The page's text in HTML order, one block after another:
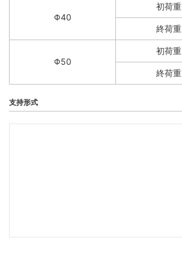
Φ40
初荷重
終荷重
Φ50
初荷重
終荷重
支持形式